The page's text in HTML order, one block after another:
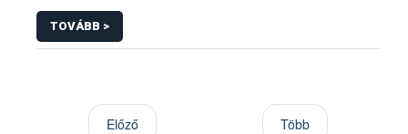
Rendszerben élelmiszer-előállítás témakörben
intézhető közhatalmi eljárásaihoz kapcsolódó
adatkezeléséhez
TOVÁBB >
Előző Több